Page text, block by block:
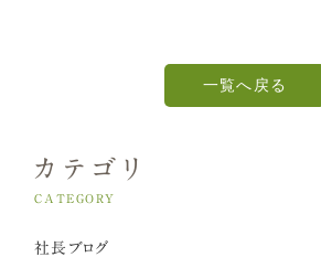
一覧へ戻る
カテゴリ
CATEGORY
社長ブログ